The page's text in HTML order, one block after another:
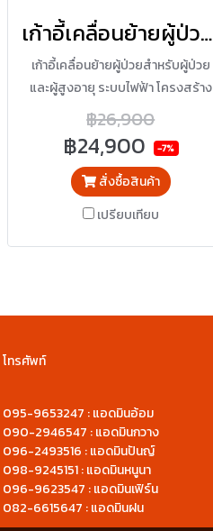
เก้าอี้เคลื่อนย้ายผู้ป่วย ระบบไฟฟ้า รุ่น ZW388D
เก้าอี้เคลื่อนย้ายผู้ป่วยสำหรับผู้ป่วย
และผู้สูงอายุ ระบบไฟฟ้า โครงสร้าง
เป็นเหล็กแข็งแรง สามารถปรับความ
สูงได้ ใช้งานง่าย
฿26,900
฿24,900 -7%
สั่งซื้อสินค้า
เปรียบเทียบ
โทรศัพท์
095-9653247 : แอดมินอ้อม
090-2946547 : แอดมินกวาง
096-2493516 : แอดมินปันญ์
098-9245151 : แอดมินหนูนา
096-9623547 : แอดมินเฟิร์น
082-6615647 : แอดมินฝน